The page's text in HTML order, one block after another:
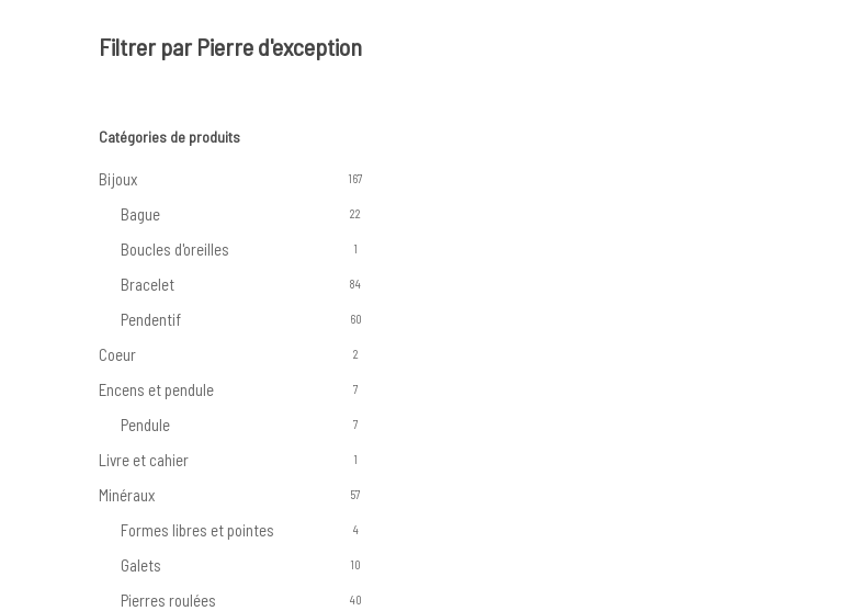
Filtrer par Pierre d'exception
Catégories de produits
Bijoux 167
Bague 22
Boucles d'oreilles 1
Bracelet 84
Pendentif 60
Coeur 2
Encens et pendule 7
Pendule 7
Livre et cahier 1
Minéraux 57
Formes libres et pointes 4
Galets 10
Pierres roulées 40